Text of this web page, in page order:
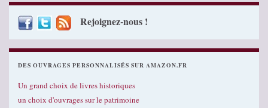
Rejoignez-nous !
DES OUVRAGES PERSONNALISÉS SUR AMAZON.FR
Un grand choix de livres historiques
un choix d'ouvrages sur le patrimoine